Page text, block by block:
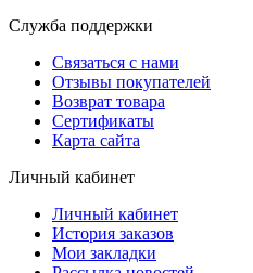
Служба поддержки
Связаться с нами
Отзывы покупателей
Возврат товара
Сертификаты
Карта сайта
Личный кабинет
Личный кабинет
История заказов
Мои закладки